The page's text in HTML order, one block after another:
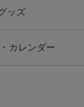
ッズ
カレンダー